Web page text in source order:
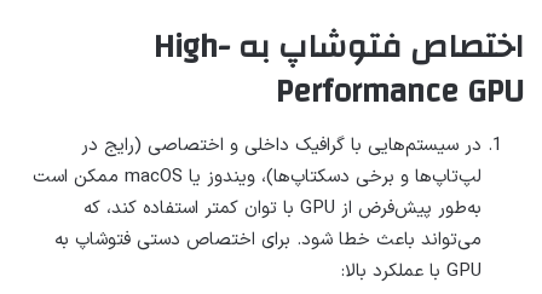
اختصاص فتوشاپ به High-
Performance GPU
در سیستم‌هایی با گرافیک داخلی و اختصاصی (رایج در
لپ‌تاپ‌ها و برخی دسکتاپ‌ها)، ویندوز یا macOS ممکن است
به‌طور پیش‌فرض از GPU با توان کمتر استفاده کند، که
می‌تواند باعث خطا شود. برای اختصاص دستی فتوشاپ به
GPU با عملکرد بالا: